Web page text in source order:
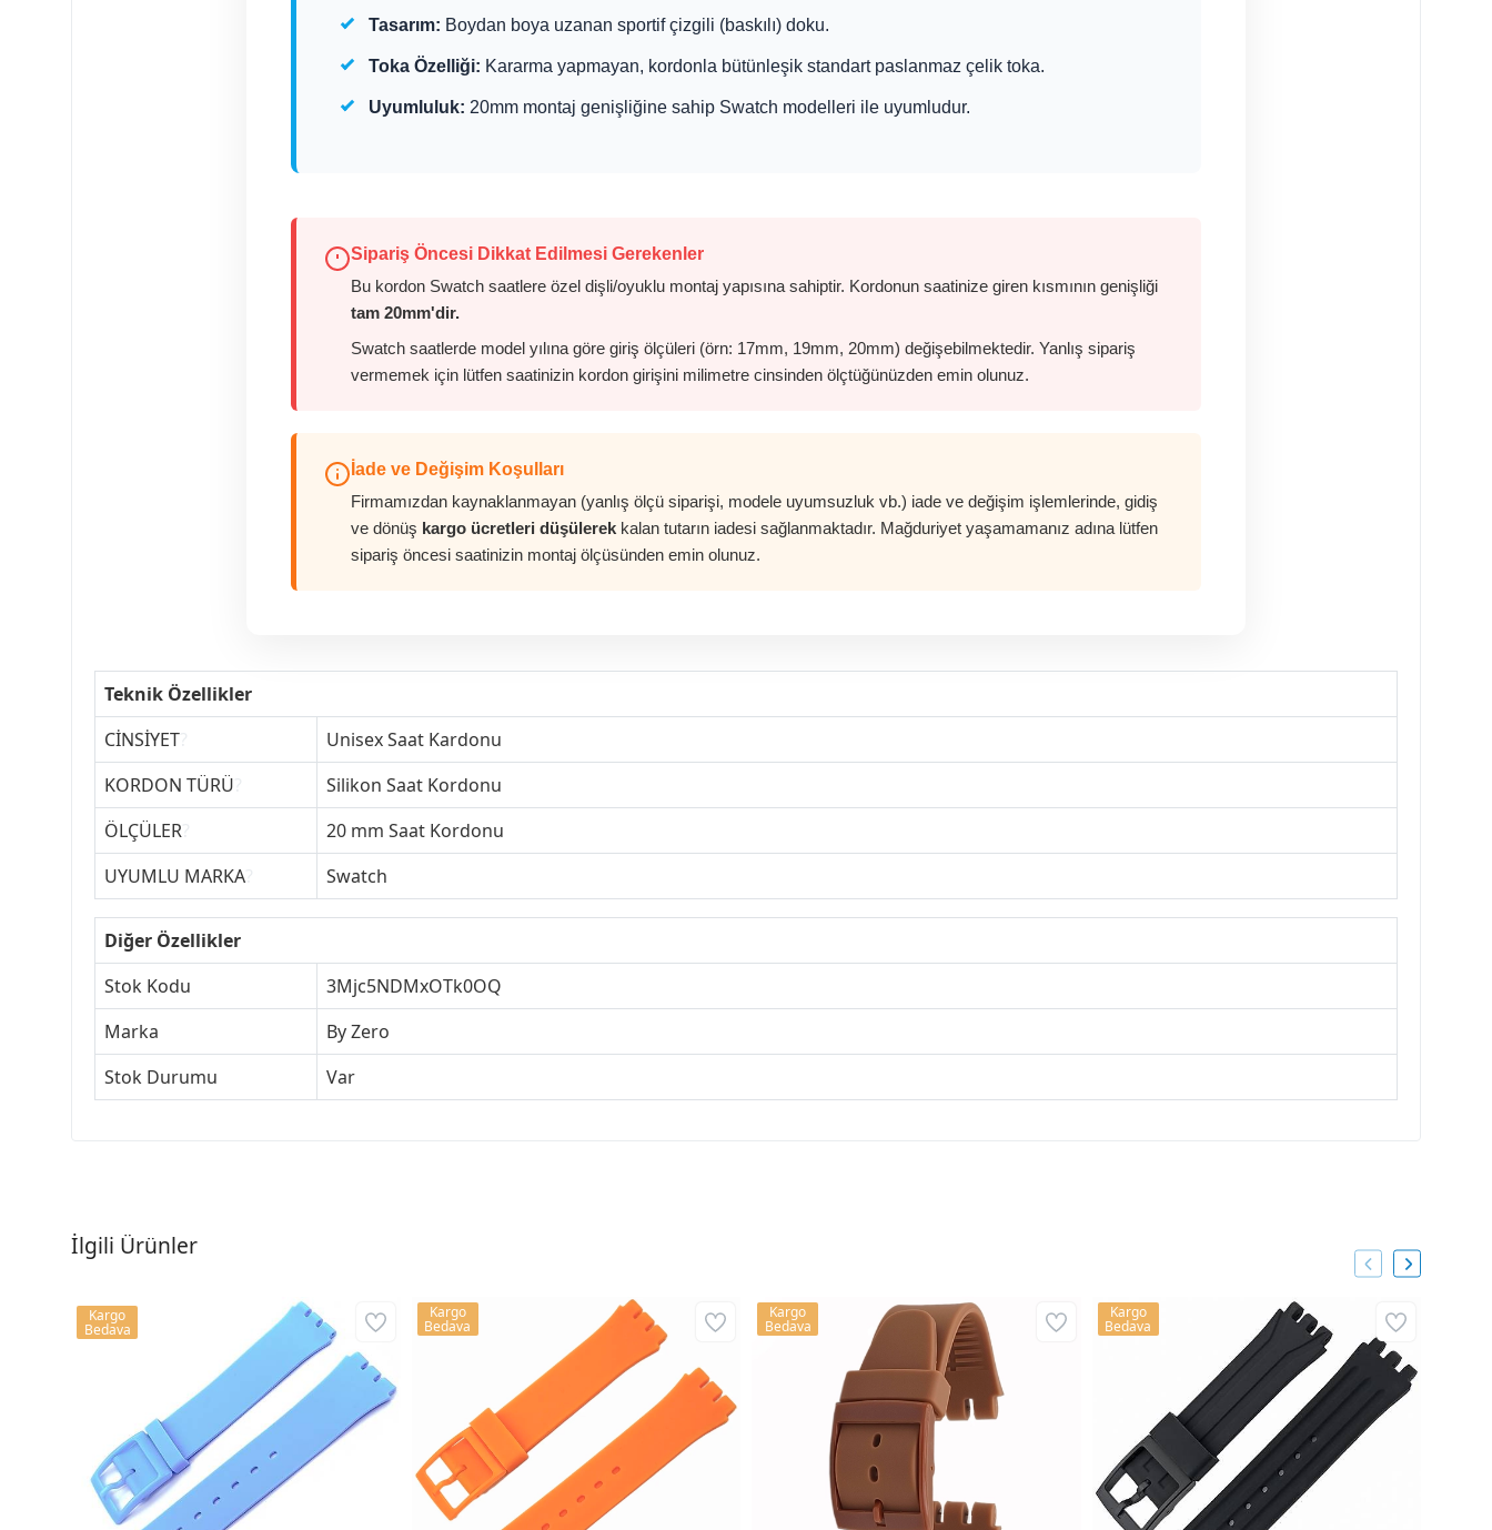
Tasarım: Boydan boya uzanan sportif çizgili (baskılı) doku.
Toka Özelliği: Kararma yapmayan, kordonla bütünleşik standart paslanmaz çelik toka.
Uyumluluk: 20mm montaj genişliğine sahip Swatch modelleri ile uyumludur.
Sipariş Öncesi Dikkat Edilmesi Gerekenler
Bu kordon Swatch saatlere özel dişli/oyuklu montaj yapısına sahiptir. Kordonun saatinize giren kısmının genişliği
tam 20mm'dir.
Swatch saatlerde model yılına göre giriş ölçüleri (örn: 17mm, 19mm, 20mm) değişebilmektedir. Yanlış sipariş
vermemek için lütfen saatinizin kordon girişini milimetre cinsinden ölçtüğünüzden emin olunuz.
İade ve Değişim Koşulları
Firmamızdan kaynaklanmayan (yanlış ölçü siparişi, modele uyumsuzluk vb.) iade ve değişim işlemlerinde, gidiş
ve dönüş kargo ücretleri düşülerek kalan tutarın iadesi sağlanmaktadır. Mağduriyet yaşamamanız adına lütfen
sipariş öncesi saatinizin montaj ölçüsünden emin olunuz.
Teknik Özellikler
CİNSİYET
Unisex Saat Kardonu
KORDON TÜRÜ
Silikon Saat Kordonu
ÖLÇÜLER
20 mm Saat Kordonu
UYUMLU MARKA
Swatch
Diğer Özellikler
Stok Kodu
3Mjc5NDMxOTk0OQ
Marka
By Zero
Stok Durumu
Var
İlgili Ürünler
Kargo
Bedava
Kargo
Bedava
Kargo
Bedava
Kargo
Bedava